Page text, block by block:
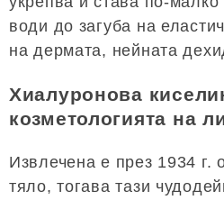
води до загуба на
на дермата, нейната
Хиалуронова
козметологията на
Извлечена е през 1934 г.
тяло, тогава тази